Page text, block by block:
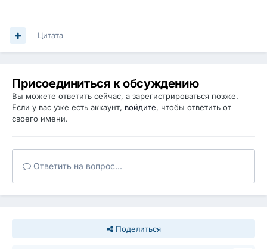
Цитата
Присоединиться к обсуждению
Вы можете ответить сейчас, а зарегистрироваться позже.
Если у вас уже есть аккаунт, войдите, чтобы ответить от
своего имени.
Ответить на вопрос...
Поделиться